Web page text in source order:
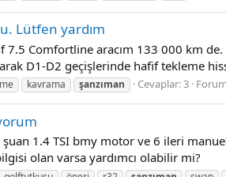
Lütfen yardım
Comfortline aracım 133 000 km
D1-D2 geçişlerinde hafif tekleme
kavrama şanzıman Cevaplar: 3
1.4 TSI bmy motor ve 6 ileri
olan varsa yardımcı olabilir mi?